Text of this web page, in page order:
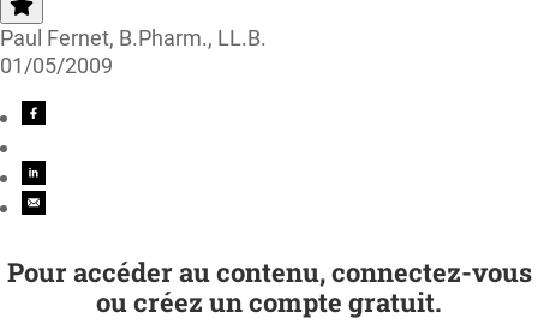
Paul Fernet, B.Pharm., LL.B.
01/05/2009
Pour accéder au contenu, connectez-vous
ou créez un compte gratuit.